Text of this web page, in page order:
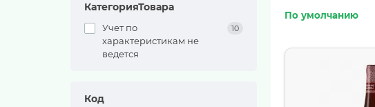
КатегорияТовара
Учет по
характеристикам не
ведется
10
Код
По умолчанию